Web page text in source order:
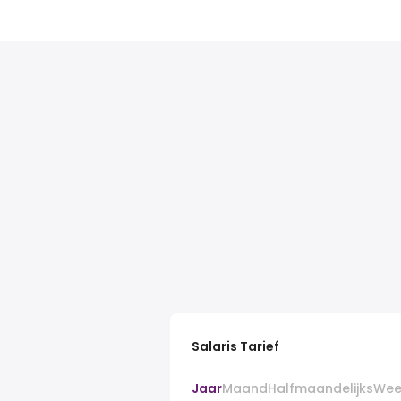
Salaris Tarief
JaarMaandHalfmaandelijks